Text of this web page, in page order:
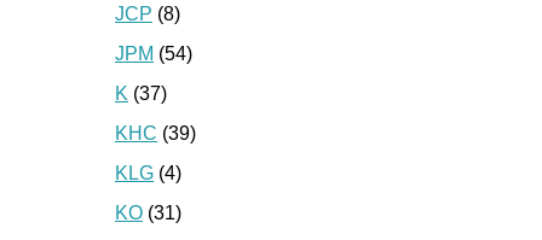
JCP (8)
JPM (54)
K (37)
KHC (39)
KLG (4)
KO (31)